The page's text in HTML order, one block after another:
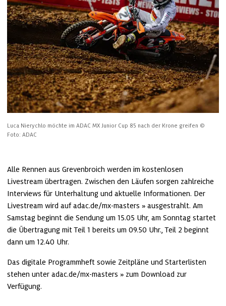
Luca Nierychlo möchte im ADAC MX Junior Cup 85 nach der Krone greifen ©
Foto: ADAC
Alle Rennen aus Grevenbroich werden im kostenlosen
Livestream übertragen. Zwischen den Läufen sorgen zahlreiche
Interviews für Unterhaltung und aktuelle Informationen. Der
Livestream wird auf adac.de/mx-masters
ausgestrahlt. Am
Samstag beginnt die Sendung um 15.05 Uhr, am Sonntag startet
die Übertragung mit Teil 1 bereits um 09.50 Uhr., Teil 2 beginnt
dann um 12.40 Uhr.
Das digitale Programmheft sowie Zeitpläne und Starterlisten
stehen unter adac.de/mx-masters
zum Download zur
Verfügung.